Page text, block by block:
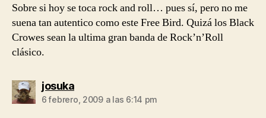
Sobre si hoy se toca rock and roll… pues sí, pero no me
suena tan autentico como este Free Bird. Quizá los Black
Crowes sean la ultima gran banda de Rock’n’Roll
clásico.
josukadice:
6 febrero, 2009 a las 6:14 pm